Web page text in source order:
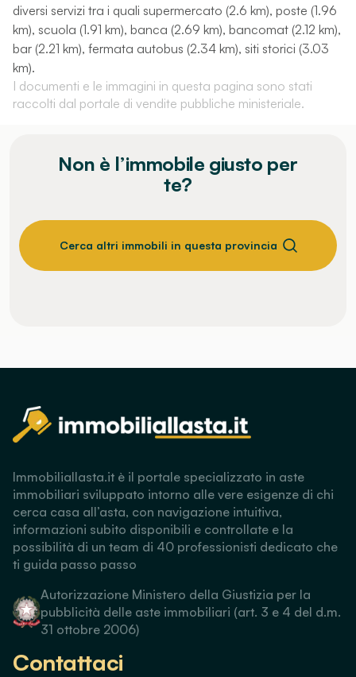
diversi servizi tra i quali supermercato (2.6 km), poste (1.96
km), scuola (1.91 km), banca (2.69 km), bancomat (2.12 km),
bar (2.21 km), fermata autobus (2.34 km), siti storici (3.03
km).
I documenti e le immagini in questa pagina sono stati
raccolti dal portale di vendite pubbliche ministeriale.
Non è l’immobile giusto per
te?
Cerca altri immobili in questa provincia
Immobiliallasta.it è il portale specializzato in aste
immobiliari sviluppato intorno alle vere esigenze di chi
cerca casa all’asta, con navigazione intuitiva,
informazioni subito disponibili e controllate e la
possibilità di un team di 40 professionisti dedicato che
ti guida passo passo
Autorizzazione Ministero della Giustizia per la
pubblicità delle aste immobiliari (art. 3 e 4 del d.m.
31 ottobre 2006)
Contattaci